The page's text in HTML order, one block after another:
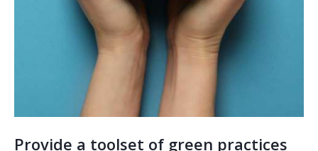
Provide a toolset of green practices